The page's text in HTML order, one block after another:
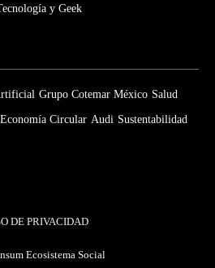
y Geek
Grupo Cotemar México Salud
Economía Circular Audi Sustentabilidad
DE PRIVACIDAD
Ecosistema Social